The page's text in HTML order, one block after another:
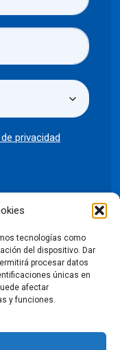
tecnologías como
del dispositivo. Dar
procesar datos
únicas en
afectar
y funciones.
privacidad
Aviso legal